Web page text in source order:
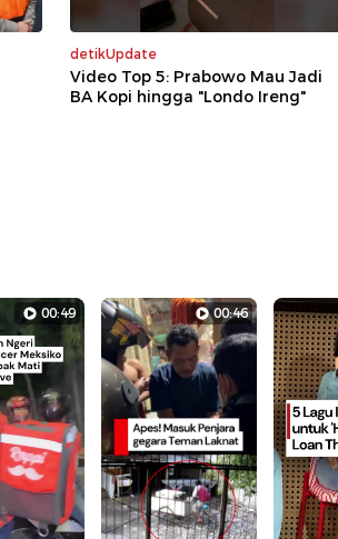
detikUpdate
Video Top 5: Prabowo Mau Jadi
BA Kopi hingga "Londo Ireng"
00:49 00:46